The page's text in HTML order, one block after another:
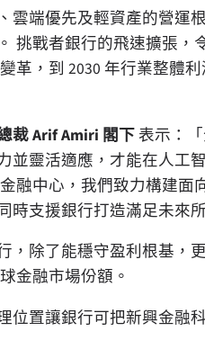
雲端優先及輕資產的營運
挑戰者銀行的飛速擴張
革，到 2030 年行業整體
裁 Arif Amiri 閣下表示：
並靈活適應，才能在人工
融中心，我們致力構建
時支援銀行打造滿足未來
，除了能穩守盈利根基，
金融市場份額。
位置讓銀行可把新興金融